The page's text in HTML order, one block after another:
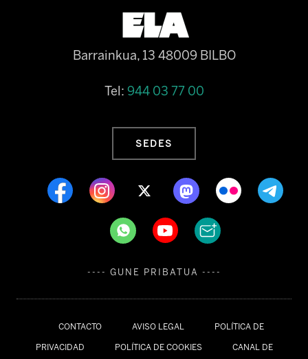
CONTACTO AVISO LEGAL POLÍTICA DE
PRIVACIDAD POLÍTICA DE COOKIES CANAL DE
Barrainkua, 13 48009 BILBO
Tel: 944 03 77 00
SEDES
---- GUNE PRIBATUA ----